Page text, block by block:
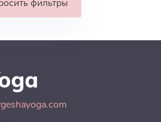
фильтры